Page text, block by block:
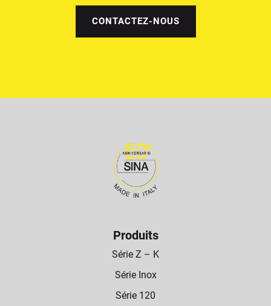
CONTACTEZ-NOUS
Produits
Série Z – K
Série Inox
Série 120